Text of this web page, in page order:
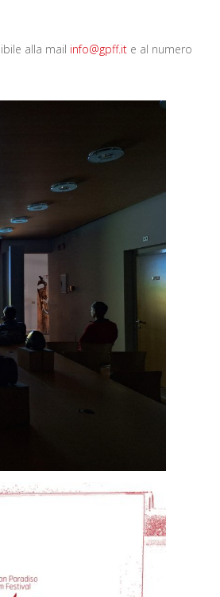
alla mail info@gpff.it e al numero